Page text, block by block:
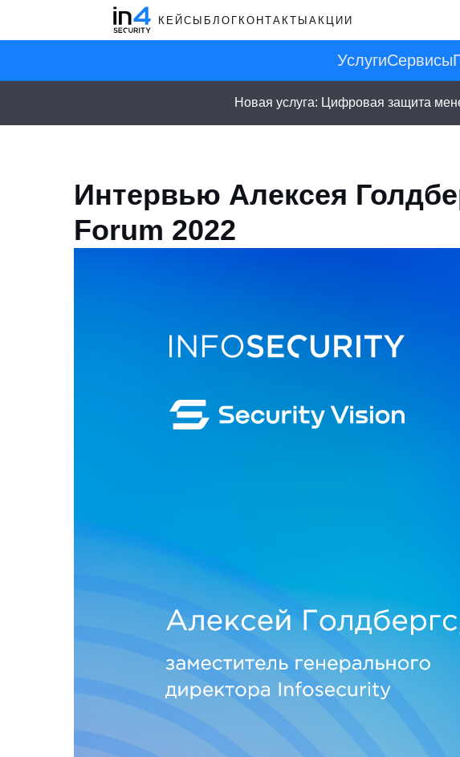
КЕЙСЫ БЛОГ КОНТАКТЫ АКЦИИ
УслугиСервисы
Новая услуга: Цифровая защита
Интервью Алексея
Forum 2022